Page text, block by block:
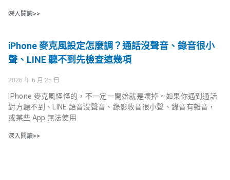
深入閱讀>>
iPhone 麥克風設定怎麼調？通話沒聲音、錄音很小
聲、LINE 聽不到先檢查這幾項
2026 年 6 月 25 日
iPhone 麥克風怪怪的，不一定一開始就是壞掉。如果你遇到通話
對方聽不到、LINE 語音沒聲音、錄影收音很小聲、錄音有雜音，
或某些 App 無法使用
深入閱讀>>